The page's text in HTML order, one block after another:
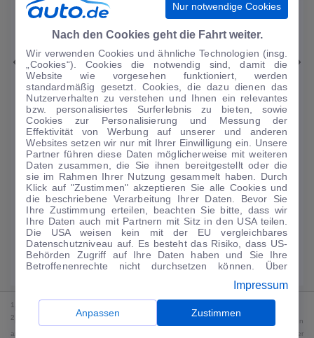
|11
Skoda Octavia
Ambition PHEV
51.093 km· 03/2023· Hybrid·Automatik
Finanzierung Kaufen
224€/mtl.
Guter Preis4
0 € Anzahlung ·60 Monate ·Finanzierungs-Details
Angebot anfragen Rate anpassen
49,9 kWh/100 km + 19,9 l/100 km (gew., komb.) · 19,9 l/100 km (entl.) ·
CO₂ 499 g/km · Klasse G (gew.) / G (entl.)*
1
2 Bei dem Streichpreis handelt es sich für Neufahrzeuge und junge Gebrauchte um den
an auto.de übermittelten Listenpreis. Für alle anderen Fahrzeuge entspricht der
Nur notwendige Cookies
Nach den Cookies geht die Fahrt weiter.
Wir verwenden Cookies und ähnliche Technologien (insg.
„Cookies“). Cookies die notwendig sind, damit die
Website wie vorgesehen funktioniert, werden
standardmäßig gesetzt. Cookies, die dazu dienen das
Nutzerverhalten zu verstehen und Ihnen ein relevantes
bzw. personalisiertes Surferlebnis zu bieten, sowie
Cookies zur Personalisierung und Messung der
Effektivität von Werbung auf unserer und anderen
Websites setzen wir nur mit Ihrer Einwilligung ein. Unsere
Partner führen diese Daten möglicherweise mit weiteren
Daten zusammen, die Sie ihnen bereitgestellt oder die
sie im Rahmen Ihrer Nutzung gesammelt haben. Durch
Klick auf "Zustimmen" akzeptieren Sie alle Cookies und
die beschriebene Verarbeitung Ihrer Daten. Bevor Sie
Ihre Zustimmung erteilen, beachten Sie bitte, dass wir
Ihre Daten auch mit Partnern mit Sitz in den USA teilen.
Die USA weisen kein mit der EU vergleichbares
Datenschutzniveau auf. Es besteht das Risiko, dass US-
Behörden Zugriff auf Ihre Daten haben und Sie Ihre
Betroffenenrechte nicht durchsetzen können. Über
anpassen. Dies ist auch später jederzeit im Bereich
Cookie-Richtliniemöglich. Weitere Informationen finden
Sie in unsererDatenschutzerklärung .
Impressum
Anpassen Zustimmen